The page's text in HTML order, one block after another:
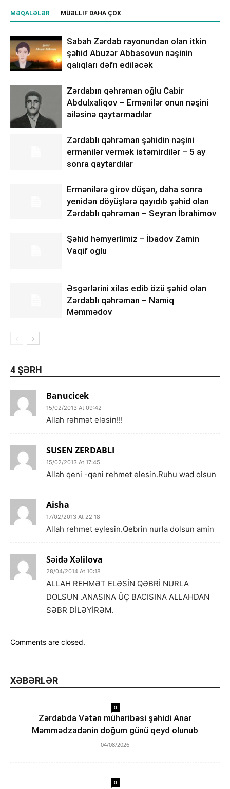
MƏQALƏLƏR MÜƏLLIF DAHA ÇOX
Sabah Zərdab rayonundan olan itkin
şəhid Abuzər Abbasovun nəşinin
qalıqları dəfn ediləcək
Zərdabın qəhrəman oğlu Cabir
Abdulxaliqov – Ermənilər onun nəşini
ailəsinə qaytarmadılar
Zərdablı qəhrəman şəhidin nəşini
ermənilər vermək istəmirdilər – 5 ay
sonra qaytardılar
Ermənilərə girov düşən, daha sonra
yenidən döyüşlərə qayıdıb şəhid olan
Zərdablı qəhrəman – Seyran İbrahimov
Şəhid həmyerlimiz – İbadov Zamin
Vaqif oğlu
Əsgərlərini xilas edib özü şəhid olan
Zərdablı qəhrəman – Namiq
Məmmədov
4 ŞƏRH
Banucicek
15/02/2013 At 09:42
Allah rəhmət eləsin!!!
SUSEN ZERDABLI
15/02/2013 At 17:45
Allah qeni -qeni rehmet elesin.Ruhu wad olsun
Aisha
17/02/2013 At 22:18
Allah rehmet eylesin.Qebrin nurla dolsun amin
Səidə Xəlilova
28/04/2014 At 10:18
ALLAH REHMƏT ELƏSİN QƏBRİ NURLA
DOLSUN .ANASINA ÜÇ BACISINA ALLAHDAN
SƏBR DİLƏYİRƏM.
Comments are closed.
XƏBƏRLƏR
0
Zərdabda Vətən müharibəsi şəhidi Anar
Məmmədzadənin doğum günü qeyd olunub
04/08/2026
0